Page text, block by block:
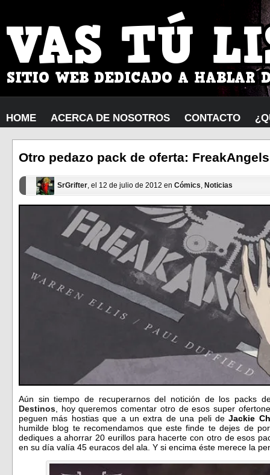
HOME ACERCA DE NOSOTROS CONTACTO
Otro pedazo pack de oferta: FreakAngels
SrGrifter, el 12 de julio de 2012 en Cómics, Noticias
Aún sin tiempo de recuperarnos del notición de los packs
Destinos , hoy queremos comentar otro de esos super
peguen más hostias que a un extra de una peli deJackie
humilde blog te recomendamos que este finde te dejes de
dediques a ahorrar 20 eurillos para hacerte con otro de esos
en su día valía 45 euracos del ala. Y si encima éste merece la